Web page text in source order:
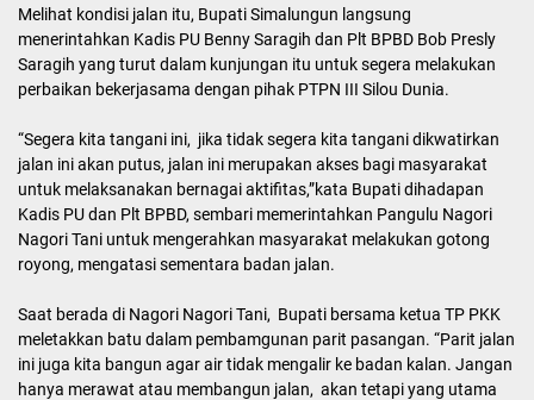
Melihat kondisi jalan itu, Bupati Simalungun langsung
menerintahkan Kadis PU Benny Saragih dan Plt BPBD Bob Presly
Saragih yang turut dalam kunjungan itu untuk segera melakukan
perbaikan bekerjasama dengan pihak PTPN III Silou Dunia.
“Segera kita tangani ini, jika tidak segera kita tangani dikwatirkan
jalan ini akan putus, jalan ini merupakan akses bagi masyarakat
untuk melaksanakan bernagai aktifitas,”kata Bupati dihadapan
Kadis PU dan Plt BPBD, sembari memerintahkan Pangulu Nagori
Nagori Tani untuk mengerahkan masyarakat melakukan gotong
royong, mengatasi sementara badan jalan.
Saat berada di Nagori Nagori Tani, Bupati bersama ketua TP PKK
meletakkan batu dalam pembamgunan parit pasangan. “Parit jalan
ini juga kita bangun agar air tidak mengalir ke badan kalan. Jangan
hanya merawat atau membangun jalan, akan tetapi yang utama